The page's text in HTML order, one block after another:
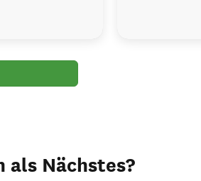
als Nächstes?